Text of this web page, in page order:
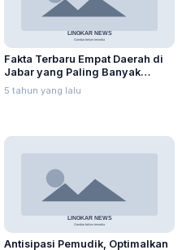
Fakta Terbaru Empat Daerah di
Jabar yang Paling Banyak
Dikunjungi Wisatawan
5 tahun yang lalu
Antisipasi Pemudik, Optimalkan